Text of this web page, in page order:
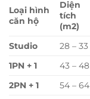
Loại hình
căn hộ
Diện
tích
(m2)
Studio 28 – 33
1PN + 1
43 – 48
2PN + 1
54 – 64